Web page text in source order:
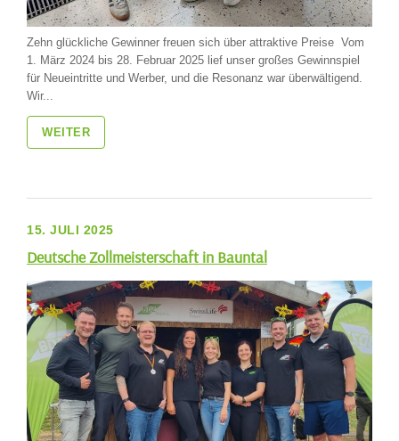
Zehn glückliche Gewinner freuen sich über attraktive Preise Vom
1. März 2024 bis 28. Februar 2025 lief unser großes Gewinnspiel
für Neueintritte und Werber, und die Resonanz war überwältigend.
Wir...
WEITER
15. JULI 2025
Deutsche Zollmeisterschaft in Bauntal